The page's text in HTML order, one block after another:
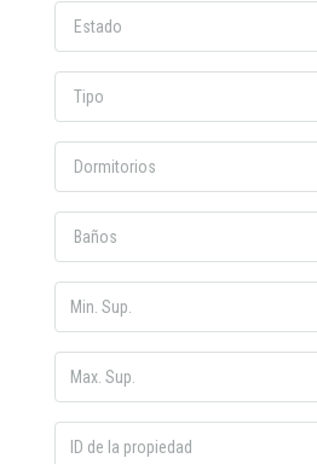
Estado
Tipo
Dormitorios
Baños